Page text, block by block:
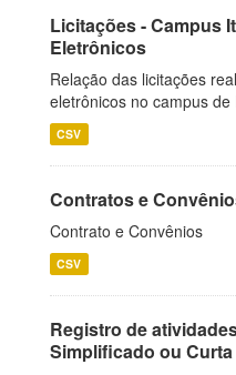
Licitações - Campus
Eletrônicos
Relação das licitações
eletrônicos no campus de
CSV
Contratos e
Contrato e Convênios
CSV
Registro de
Simplificado ou